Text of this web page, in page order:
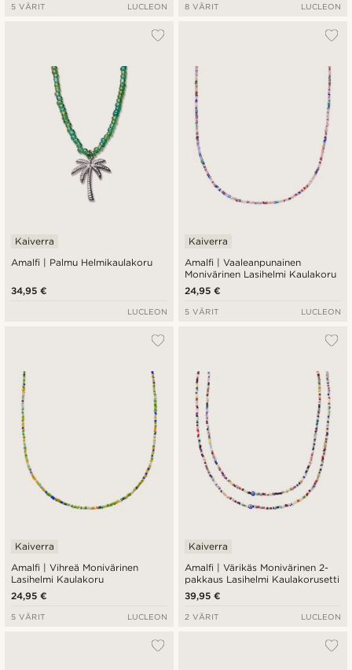
5 VÄRIT LUCLEON 8 VÄRIT LUCLEON
Amalfi | Palmu Helmikaulakoru
Kaiverra
34,95 €
LUCLEON
Amalfi | Vaaleanpunainen
Monivärinen Lasihelmi Kaulakoru
Kaiverra
24,95 €
5 VÄRIT LUCLEON
Amalfi | Vihreä Monivärinen
Lasihelmi Kaulakoru
Kaiverra
24,95 €
5 VÄRIT LUCLEON
Amalfi | Värikäs Monivärinen 2-
pakkaus Lasihelmi Kaulakorusetti
Kaiverra
39,95 €
2 VÄRIT LUCLEON